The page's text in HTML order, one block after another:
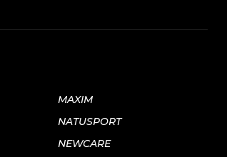
MAXIM
NATUSPORT
NEWCARE